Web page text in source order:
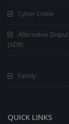
Cyber Crime
Alternative
(ADR)
Family
QUICK LINKS